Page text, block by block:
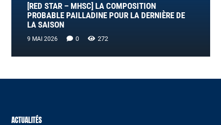
[RED STAR – MHSC] LA COMPOSITION
PROBABLE PAILLADINE POUR LA DERNIÈRE DE
LA SAISON
9 MAI 2026 0 272
ACTUALITÉS